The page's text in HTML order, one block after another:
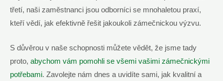
třetí, naši zaměstnanci jsou odborníci se mnohaletou praxí,
kteří vědí, jak efektivně řešit jakoukoli zámečnickou výzvu.
S důvěrou v naše schopnosti můžete vědět, že jsme tady
proto, abychom vám pomohli se všemi vašimi zámečnickými
potřebami. Zavolejte nám dnes a uvidíte sami, jak kvalitní a